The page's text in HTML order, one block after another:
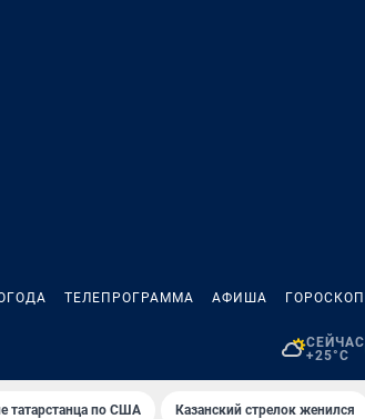
ТЕЛЕПРОГРАММА АФИША ГОРОСКОП
СЕЙЧАС
+25°C
татарстанца по США Казанский стрелок женился